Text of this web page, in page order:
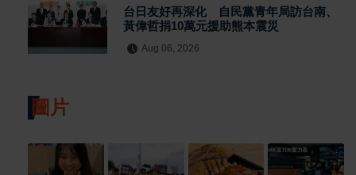
台日友好再深化 自民黨青年局訪台南、
黃偉哲捐10萬元援助熊本震災
Aug 06, 2026
圖片